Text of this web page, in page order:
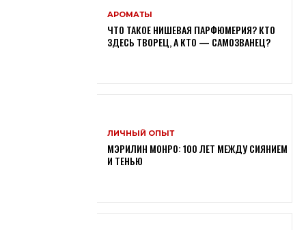
АРОМАТЫ
ЧТО ТАКОЕ НИШЕВАЯ ПАРФЮМЕРИЯ? КТО
ЗДЕСЬ ТВОРЕЦ, А КТО — САМОЗВАНЕЦ?
ЛИЧНЫЙ ОПЫТ
МЭРИЛИН МОНРО: 100 ЛЕТ МЕЖДУ СИЯНИЕМ
И ТЕНЬЮ